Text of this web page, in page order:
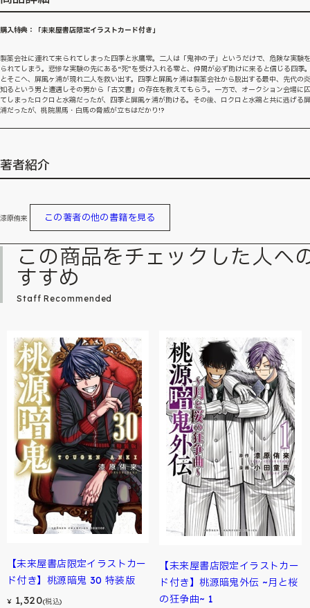
購入特典：「未来屋書店限定イラストカード付き」
製薬会社に連れて来られてしまった四季と氷鷹零。二人は「鬼神の子」というだけで、危険な実験
られてしまう。悲惨な実験の先にある“死”を受け入れる零と、仲間が必ず助けに来ると信じる四季
とそこへ、屏風ヶ浦が現れ二人を救い出す。四季と屏風ヶ浦は製薬会社から脱出する最中、先代の
知るという男と遭遇しその男から「古文書」の存在を教えてもらう。一方で、オークション会場に
てしまったロクロと水鶏だったが、四季と屏風ヶ浦が助ける。その後、ロクロと水鶏と共に逃げる
浦だったが、桃院黒馬・白馬の脅威が立ちはだかり!?
著者紹介
漆原侑来 この著者の他の書籍を見る
この商品をチェックした人へ
すすめ
Staff Recommended
【未来屋書店限定イラストカー
ド付き】桃源暗鬼 30 特装版
¥ 1,320(税込)
【未来屋書店限定イラストカー
ド付き】桃源暗鬼外伝 ~月と桜
の狂争曲~ 1